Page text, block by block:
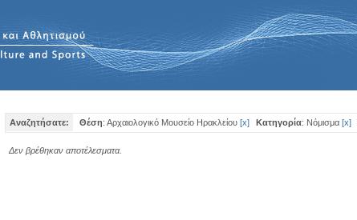
Αναζητήσατε: Θέση: Αρχαιολογικό Μουσείο Ηρακλείου [x] Κατηγορία: Νόμισμα [x]
Δεν βρέθηκαν αποτέλεσματα.